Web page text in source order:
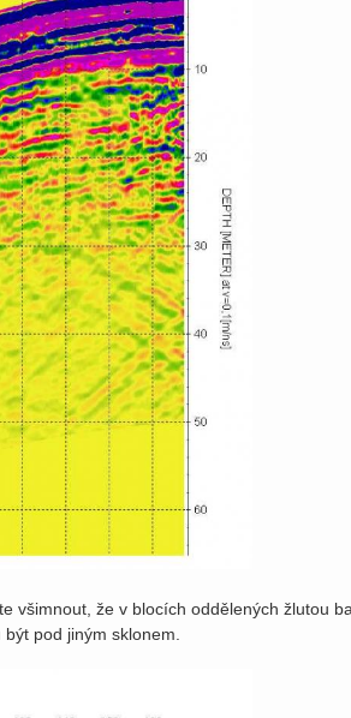
všimnout, že v blocích oddělených žlutou
pod jiným sklonem.